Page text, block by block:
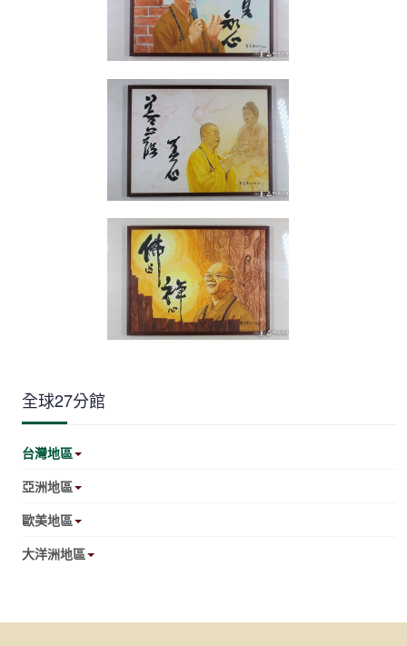
全球27分館
台灣地區
亞洲地區
歐美地區
大洋洲地區